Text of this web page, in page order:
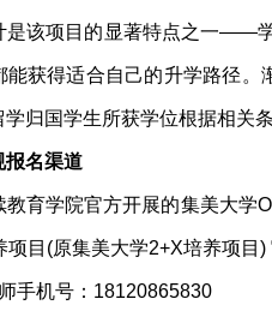
是该项目的显著特点之一——
能获得适合自己的升学路径
归国学生所获学位根据相关
报名渠道
教育学院官方开展的集美大学
目(原集美大学2+X培养项目
手机号：18120865830